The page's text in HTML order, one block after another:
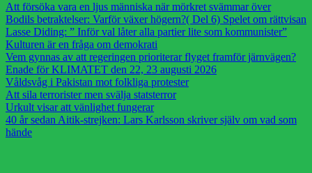
Att försöka vara en ljus människa när mörkret svämmar över
Bodils betraktelser: Varför växer högern?( Del 6) Spelet om rättvisan
Lasse Diding: ” Inför val låter alla partier lite som kommunister”
Kulturen är en fråga om demokrati
Vem gynnas av att regeringen prioriterar flyget framför järnvägen?
Enade för KLIMATET den 22, 23 augusti 2026
Våldsvåg i Pakistan mot folkliga protester
Att sila terrorister men svälja statsterror
Urkult visar att vänlighet fungerar
40 år sedan Aitik-strejken: Lars Karlsson skriver själv om vad som
hände